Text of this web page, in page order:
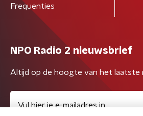
Frequenties
NPO Radio 2 nieuwsbrief
Altijd op de hoogte van het laatste